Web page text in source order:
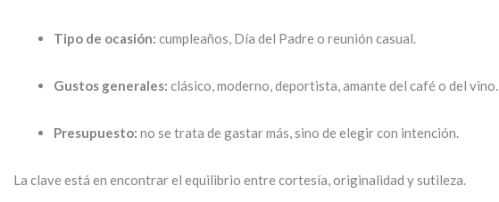
Tipo de ocasión: cumpleaños, Día del Padre o reunión casual.
Gustos generales: clásico, moderno, deportista, amante del café o del vino.
Presupuesto: no se trata de gastar más, sino de elegir con intención.
La clave está en encontrar el equilibrio entre cortesía, originalidad y sutileza.